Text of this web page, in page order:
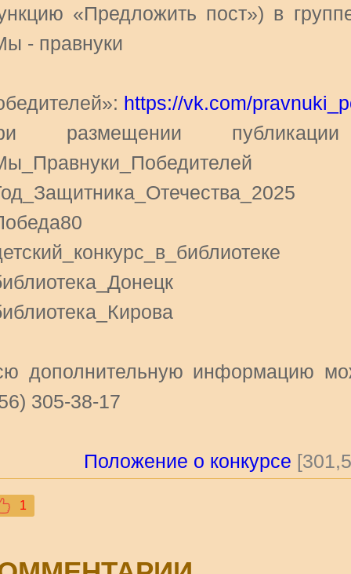
«Предложить пост») в
- правнуки
https://vk.com/
размещении публикации
дополнительную информацию
305-38-17
Положение о конкурсе
1